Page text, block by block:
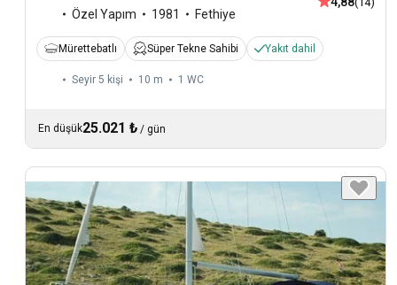
Özel Yapım 1981 Fethiye
Mürettebatlı Süper Tekne Sahibi Yakıt dahil
Seyir 5 kişi 10 m 1 WC
En düşük25.021 ₺ / gün